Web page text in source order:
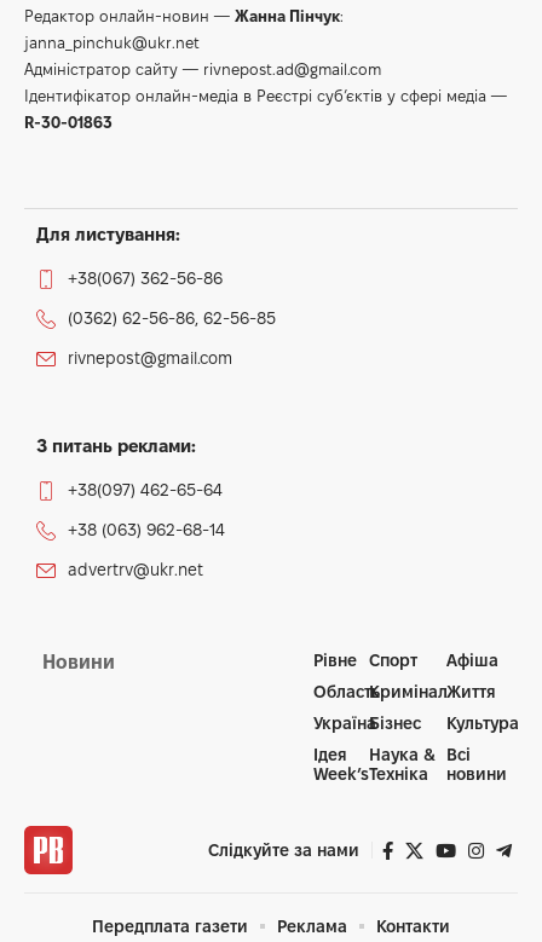
Редактор онлайн-новин — Жанна Пінчук:
janna_pinchuk@ukr.net
Адміністратор сайту — rivnepost.ad@gmail.com
Ідентифікатор онлайн-медіа в Реєстрі суб’єктів у сфері медіа —
R-30-01863
Для листування:
+38(067) 362-56-86
(0362) 62-56-86, 62-56-85
rivnepost@gmail.com
З питань реклами:
+38(097) 462-65-64
+38 (063) 962-68-14
advertrv@ukr.net
Новини
Рівне
Область
Україна
Ідея
Week’s
Спорт
Кримінал
Бізнес
Наука &
Техніка
Афіша
Життя
Культура
Всі
новини
Слідкуйте за нами
Передплата газети Реклама Контакти